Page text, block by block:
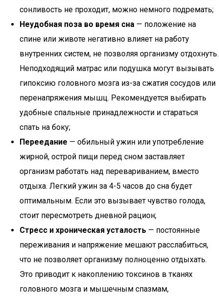
сонливость не проходит, можно немного подремать;
Неудобная поза во время сна — положение на
спине или животе негативно влияет на работу
внутренних систем, не позволяя организму отдохнуть.
Неподходящий матрас или подушка могут вызывать
гипоксию головного мозга из-за сжатия сосудов или
перенапряжения мышц. Рекомендуется выбирать
удобные спальные принадлежности и стараться
спать на боку;
Переедание — обильный ужин или употребление
жирной, острой пищи перед сном заставляет
организм работать над перевариванием, вместо
отдыха. Легкий ужин за 4-5 часов до сна будет
оптимальным. Если это вызывает чувство голода,
стоит пересмотреть дневной рацион;
Стресс и хроническая усталость — постоянные
переживания и напряжение мешают расслабиться,
что не позволяет организму полноценно отдыхать.
Это приводит к накоплению токсинов в тканях
головного мозга и мышечным спазмам,